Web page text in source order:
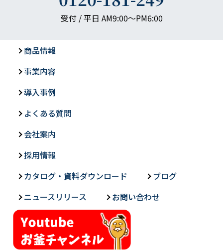
受付 / 平日 AM9:00〜PM6:00
商品情報
事業内容
導入事例
よくある質問
会社案内
採用情報
カタログ・資料ダウンロード
ブログ
ニュースリリース
お問い合わせ